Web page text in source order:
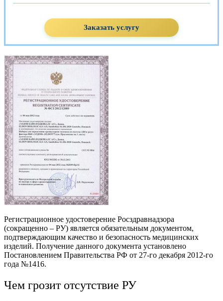
Заказать услугу
Регистрационное удостоверение Росздравнадзора
(сокращенно – РУ) является обязательным документом,
подтверждающим качество и безопасность медицинских
изделий. Получение данного документа установлено
Постановлением Правительства РФ от 27-го декабря 2012-го
года №1416.
Чем грозит отсутствие РУ